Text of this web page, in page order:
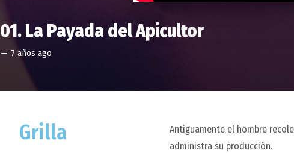
01. La Payada del Apicultor
— 7 años ago
Grilla
Antiguamente el hombre
administra su producción.